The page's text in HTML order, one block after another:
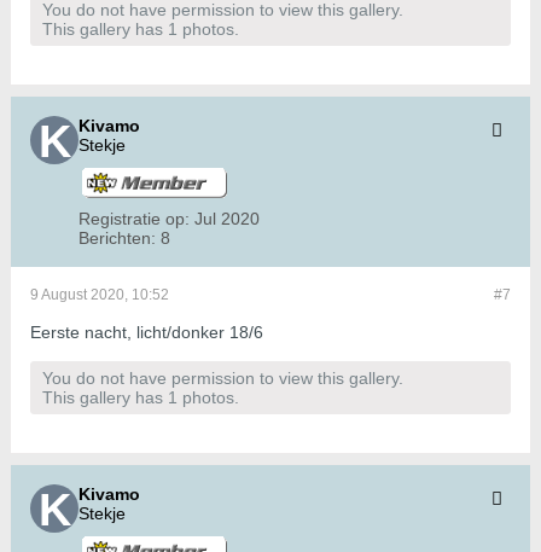
You do not have permission to view this gallery.
This gallery has 1 photos.
Kivamo
Stekje
Registratie op: Jul 2020
Berichten: 8
#7
9 August 2020, 10:52
Eerste nacht, licht/donker 18/6
You do not have permission to view this gallery.
This gallery has 1 photos.
Kivamo
Stekje